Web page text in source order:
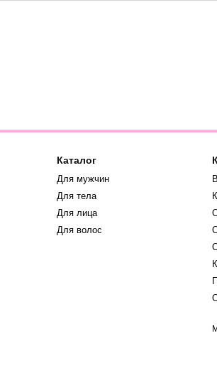
Каталог
Для мужчин
Для тела
Для лица
Для волос